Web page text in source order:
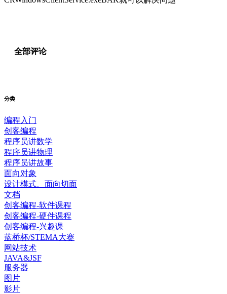
全部评论
分类
编程入门
创客编程
程序员讲数学
程序员讲物理
程序员讲故事
面向对象
设计模式、面向切面
文档
创客编程-软件课程
创客编程-硬件课程
创客编程-兴趣课
蓝桥杯/STEMA大赛
网站技术
JAVA&JSF
服务器
图片
影片